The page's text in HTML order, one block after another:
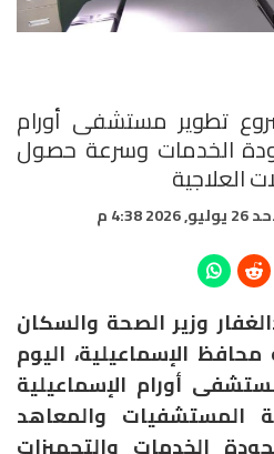
تطوير مستشفى أورام
الخدمات وسرعة حصول
العلاجية
2026 4:38 م
وزير الصحة والسكان
الإسماعيلية، اليوم
أورام الإسماعيلية
المستشفيات والمعاهد